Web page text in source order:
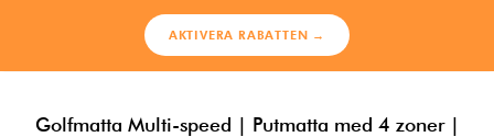
AKTIVERA RABATTEN →
Golfmatta Multi-speed | Putmatta med 4 zoner |